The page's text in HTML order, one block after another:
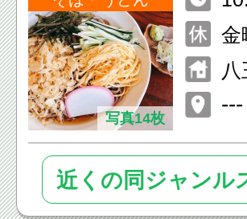
写真14枚
金
---
近くの同ジャンル